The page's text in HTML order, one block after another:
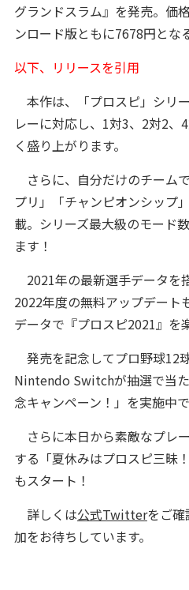
グランドスラム』を発売。価
ンロード版ともに7678円とな
以下、リリースを引用
本作は、「プロスピ」シリ
レーに対応し、1対3、2対2、
く盛り上がります。
さらに、自分だけのチーム
プリ」「チャンピオンシップ
載。シリーズ最大級のモード
ます！
2021年の最新選手データを
2022年度の無料アップデー
データで『プロスピ2021』を
発売を記念してプロ野球12
Nintendo Switchが抽選で当
念キャンペーン！」を実施中で
さらに本日から素敵なプレ
する「夏休みはプロスピ三昧
もスタート！
詳しくは公式Twitterをご確
加をお待ちしています。